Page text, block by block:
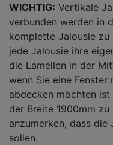
WICHTIG: Vertikale
verbunden werden in
komplette Jalousie
jede Jalousie ihre
die Lamellen in der
wenn Sie eine
abdecken möchten
der Breite 1900mm
anzumerken, dass die
sollen.